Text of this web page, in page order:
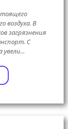
воздуха. В
загрязнения
С